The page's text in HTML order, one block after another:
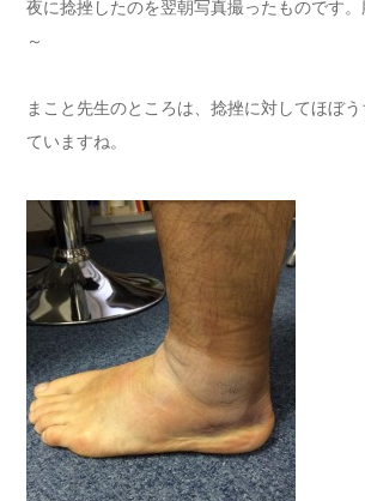
夜に捻挫したのを翌朝写真撮ったものです
～
まこと先生のところは、捻挫に対してほぼ
ていますね。